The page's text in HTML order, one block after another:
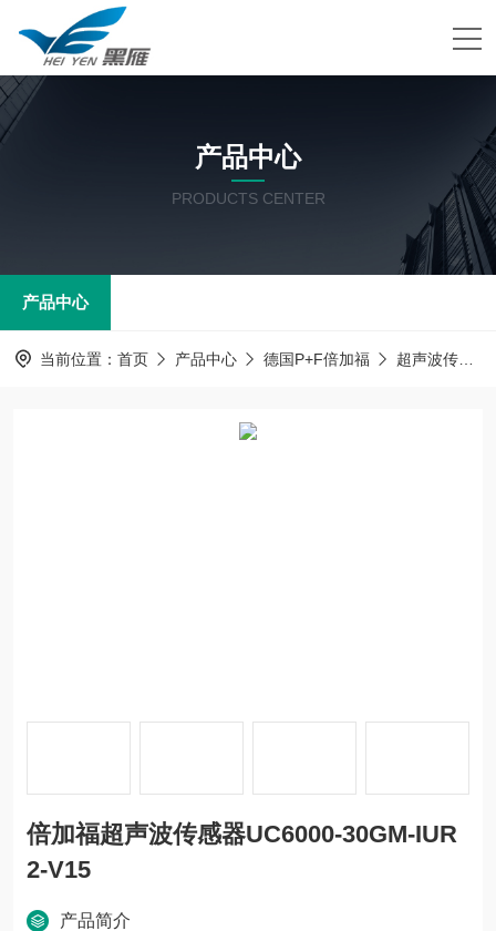
产品中心
PRODUCTS CENTER
产品中心
当前位置： 首页 产品中心 德国P+F倍加福 超声波传感器
倍加福超声波传感器UC6000-30GM-IUR
2-V15
产品简介